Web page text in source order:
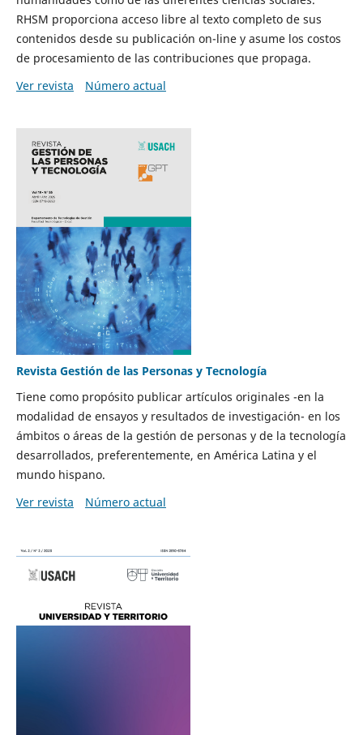
RHSM proporciona acceso libre al texto completo de sus
contenidos desde su publicación on-line y asume los costos
de procesamiento de las contribuciones que propaga.
Ver revista
Número actual
Revista Gestión de las Personas y Tecnología
Tiene como propósito publicar artículos originales -en la
modalidad de ensayos y resultados de investigación- en los
ámbitos o áreas de la gestión de personas y de la tecnología
desarrollados, preferentemente, en América Latina y el
mundo hispano.
Ver revista
Número actual